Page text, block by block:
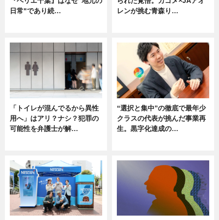
日常"であり続…
レンが挑む青森り…
「トイレが混んでるから異性
用へ」はアリ？ナシ？犯罪の
可能性を弁護士が解…
“選択と集中”の徹底で最年少
クラスの代表が挑んだ事業再
生。黒字化達成の…